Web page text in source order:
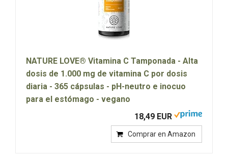
NATURE LOVE® Vitamina C Tamponada - Alta
dosis de 1.000 mg de vitamina C por dosis
diaria - 365 cápsulas - pH-neutro e inocuo
para el estómago - vegano
18,49 EUR
Comprar en Amazon